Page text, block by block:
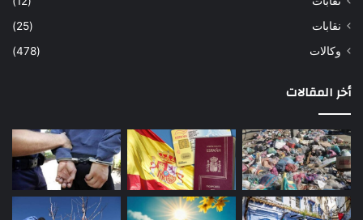
نقابات
(25)
وكالات
(478)
أخر المقالات